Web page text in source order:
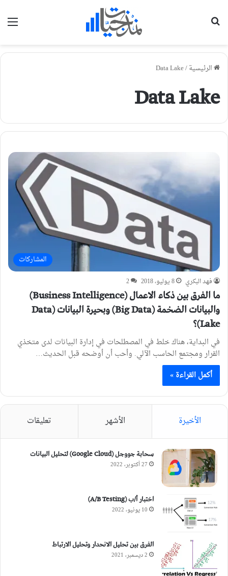
الرئيسية/
Data Lake
Data Lake
المشاركات
فهد البكري 8 يوليو، 2018 2
ما الفرق بين ذكاء الاعمال (Business Intelligence)
والبيانات الضخمة (Big Data) وبحيرة البيانات (Data
Lake)؟
في البداية، هناك خلط في المصطلحات في إدارة البيانات لدى متخذي
القرار ومجتمع الحاسب الآلي. وأحب أن أوضحه قبل الحديث…
أكمل القراءة »
الأخيرة الأشهر تعليقات
سحابة جووجل (Google Cloud) لتحليل البيانات
27 أكتوبر، 2022
اختبار أ/ب (A/B Testing)
10 يونيو، 2022
الفرق بين تحليل الانحدار وتحليل الارتباط
2 ديسمبر، 2021